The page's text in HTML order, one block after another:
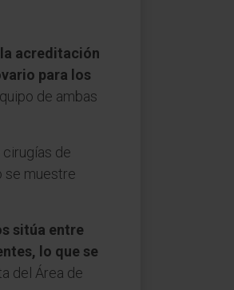
acreditación
para los
de ambas
de
se muestre
sitúa entre
lo que se
del Área de